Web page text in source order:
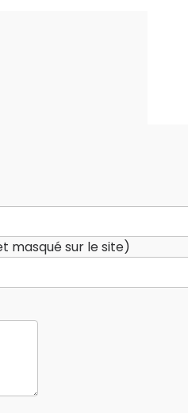
masqué sur le site)